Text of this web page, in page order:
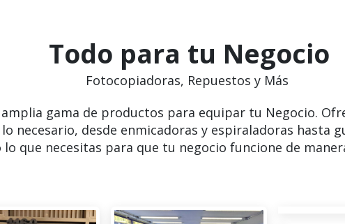
Todo para tu Negocio
Fotocopiadoras, Repuestos y Más
gama de productos para equipar tu Negocio.
necesario, desde enmicadoras y espiraladoras hasta
lo que necesitas para que tu negocio funcione de